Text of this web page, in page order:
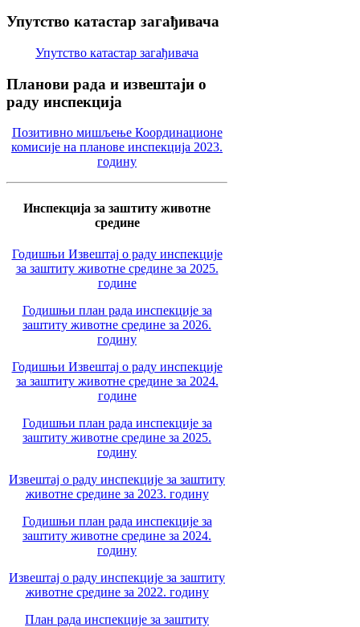
Упутство катастар загађивача
Упутство катастар загађивача
Планови рада и извештаји о
раду инспекција
Позитивно мишљење Координационе
комисије на планове инспекција 2023.
годину
Инспекција за заштиту животне
средине
Годишњи Извештај о раду инспекције
за заштиту животне средине за 2025.
године
Годишњи план рада инспекције за
заштиту животне средине за 2026.
годину
Годишњи Извештај о раду инспекције
за заштиту животне средине за 2024.
године
Годишњи план рада инспекције за
заштиту животне средине за 2025.
годину
Извештај о раду инспекције за заштиту
животне средине за 2023. годину
Годишњи план рада инспекције за
заштиту животне средине за 2024.
годину
Извештај о раду инспекције за заштиту
животне средине за 2022. годину
План рада инспекције за заштиту